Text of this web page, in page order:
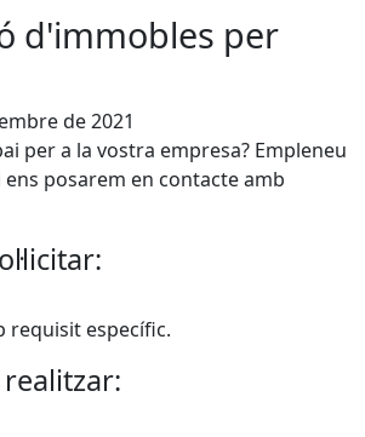
d'immobles per
de 2021
per a la vostra empresa? Empleneu
posarem en contacte amb
requisit específic.